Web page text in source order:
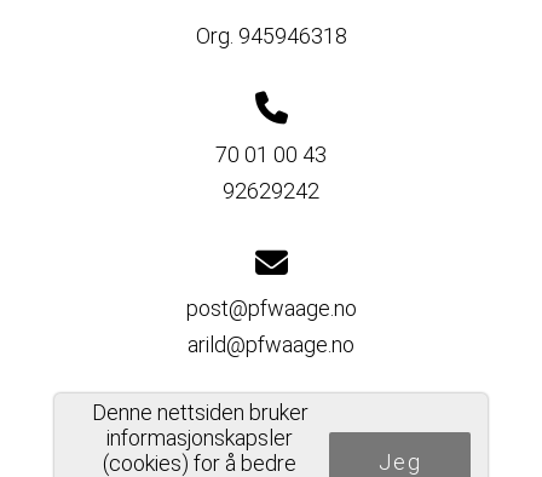
Org. 945946318
70 01 00 43
92629242
post@pfwaage.no
arild@pfwaage.no
Del nettside
Denne nettsiden bruker
informasjonskapsler
(cookies) for å bedre
Jeg